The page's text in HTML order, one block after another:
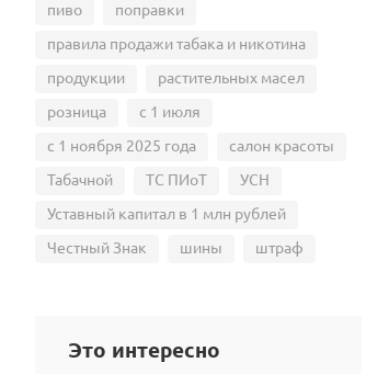
пиво
поправки
правила продажи табака и никотина
продукции
растительных масел
розница
с 1 июля
с 1 ноября 2025 года
салон красоты
Табачной
ТС ПИоТ
УСН
Уставный капитал в 1 млн рублей
Честный Знак
шины штраф
Это интересно